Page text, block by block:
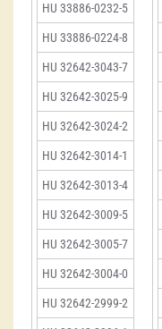
HU 33886-0232-5
HU 33886-0224-8
HU 32642-3043-7
HU 32642-3025-9
HU 32642-3024-2
HU 32642-3014-1
HU 32642-3013-4
HU 32642-3009-5
HU 32642-3005-7
HU 32642-3004-0
HU 32642-2999-2